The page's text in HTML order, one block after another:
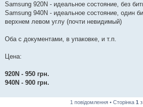
д
о
л
н
Samsung 920N - идеальное состояние, без
Samsung 940N - идеальное состояние, один
верхнем левом углу (почти невидимый)
Оба с документами, в упаковке, и т.п.
Цена:
920N - 950 грн.
940N - 900 грн.
1 повідомлення • Сторінка 1 з